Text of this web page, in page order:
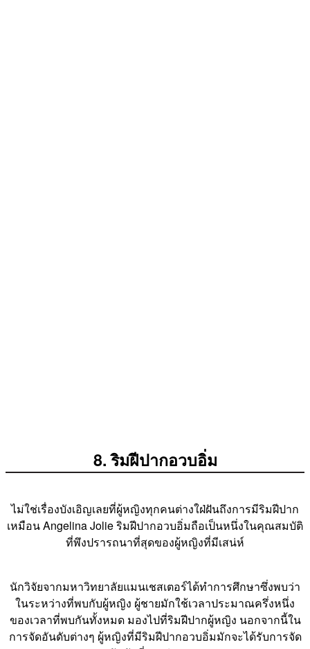
8. ริมฝีปากอวบอิ่ม
ไม่ใช่เรื่องบังเอิญเลยที่ผู้หญิงทุกคนต่างใฝ่ฝันถึงการมีริมฝีปาก
เหมือน Angelina Jolie ริมฝีปากอวบอิ่มถือเป็นหนึ่งในคุณสมบัติ
ที่พึงปรารถนาที่สุดของผู้หญิงที่มีเสน่ห์
นักวิจัยจากมหาวิทยาลัยแมนเชสเตอร์ได้ทำการศึกษาซึ่งพบว่า
ในระหว่างที่พบกับผู้หญิง ผู้ชายมักใช้เวลาประมาณครึ่งหนึ่ง
ของเวลาที่พบกันทั้งหมด มองไปที่ริมฝีปากผู้หญิง นอกจากนี้ใน
การจัดอันดับต่างๆ ผู้หญิงที่มีริมฝีปากอวบอิ่มมักจะได้รับการจัด